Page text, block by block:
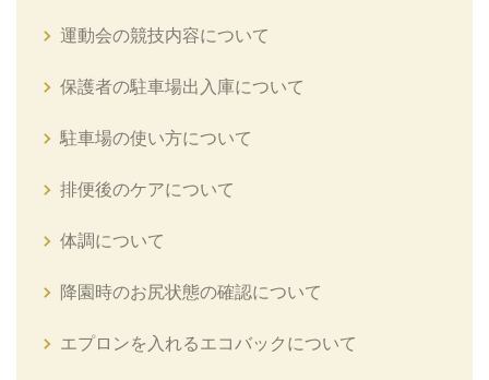
運動会の競技内容について
保護者の駐車場出入庫について
駐車場の使い方について
排便後のケアについて
体調について
降園時のお尻状態の確認について
エプロンを入れるエコバックについて